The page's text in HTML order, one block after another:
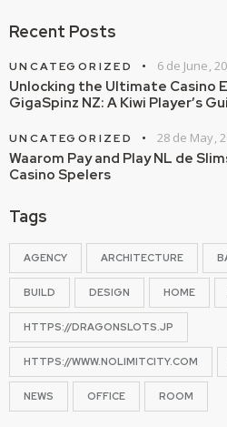
Recent Posts
UNCATEGORIZED 6 de June,
Unlocking the Ultimate Casino
GigaSpinz NZ: A Kiwi Player’s
UNCATEGORIZED 28 de May,
Waarom Pay and Play NL de
Casino Spelers
Tags
AGENCY ARCHITECTURE
BUILD DESIGN HOME
HTTPS://DRAGONSLOTS.JP
HTTPS://WWW.NOLIMITCITY.COM
NEWS OFFICE ROOM